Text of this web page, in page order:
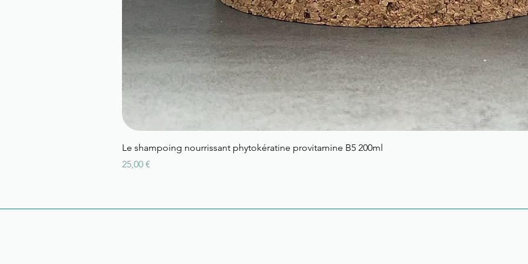
Le shampoing nourrissant phytokératine provitamine B5 200ml
Prix
25,00 €